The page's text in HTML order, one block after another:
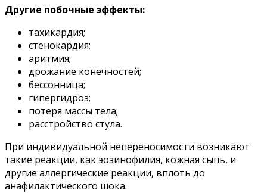
Другие побочные эффекты:
тахикардия;
стенокардия;
аритмия;
дрожание конечностей;
бессонница;
гипергидроз;
потеря массы тела;
расстройство стула.
При индивидуальной непереносимости возникают
такие реакции, как эозинофилия, кожная сыпь, и
другие аллергические реакции, вплоть до
анафилактического шока.